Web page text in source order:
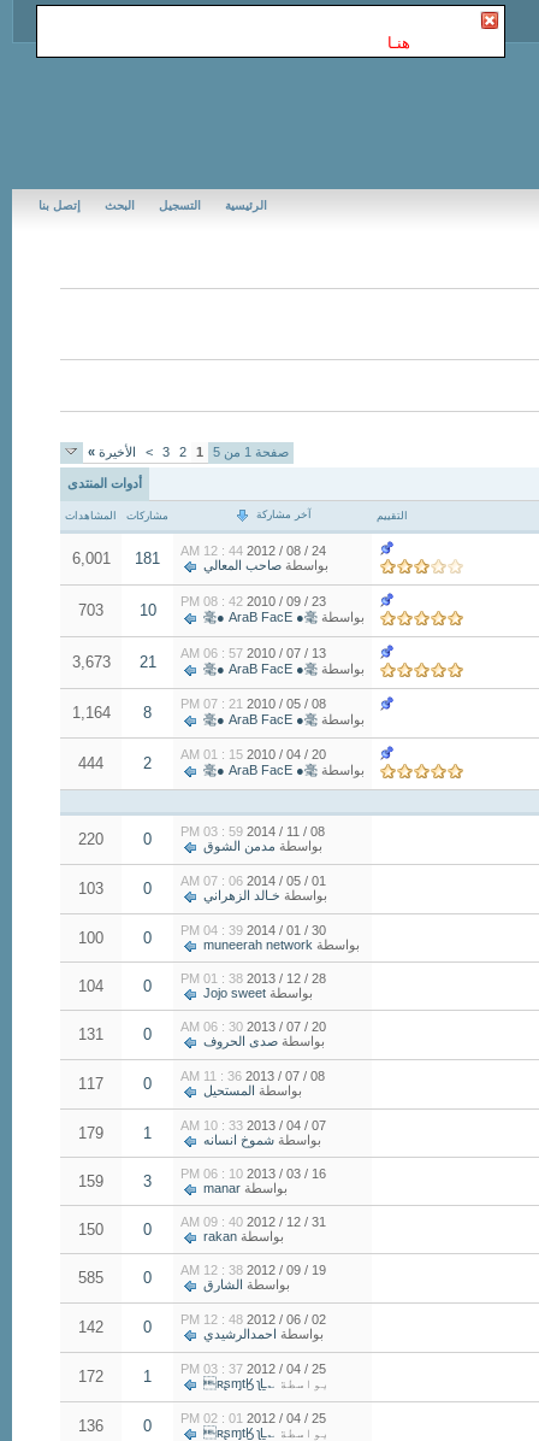
هنـا
إتصل بنا البحث التسجيل الرئيسية
صفحة 1 من 5 1
2
3
> الأخيرة »
أدوات المنتدى
التقييم آخر مشاركة مشاركات المشاهدات
24 / 08 / 2012
44 : 12 AM
بواسطة صاحب المعالي 181
6,001
23 / 09 / 2010
42 : 08 PM
بواسطة 毫● AraB FacE ●毫
10
703
13 / 07 / 2010
57 : 06 AM
بواسطة 毫● AraB FacE ●毫
21
3,673
08 / 05 / 2010
21 : 07 PM
بواسطة 毫● AraB FacE ●毫
8
1,164
20 / 04 / 2010
15 : 01 AM
بواسطة 毫● AraB FacE ●毫
2
444
08 / 11 / 2014
59 : 03 PM
بواسطة مدمن الشوق 0
220
01 / 05 / 2014
06 : 07 AM
بواسطة خـالد الزهراني 0
103
30 / 01 / 2014
39 : 04 PM
بواسطة muneerah network
0
100
28 / 12 / 2013
38 : 01 PM
بواسطة Jojo sweet
0
104
20 / 07 / 2013
30 : 06 AM
بواسطة صدى الحروف 0
131
08 / 07 / 2013
36 : 11 AM
بواسطة المستحيل 0
117
07 / 04 / 2013
33 : 10 AM
بواسطة شموخ انسانه 1
179
16 / 03 / 2013
10 : 06 PM
بواسطة manar
3
159
31 / 12 / 2012
40 : 09 AM
بواسطة rakan
0
150
19 / 09 / 2012
38 : 12 AM
بواسطة الشارق 0
585
02 / 06 / 2012
48 : 12 PM
بواسطة احمدالرشيدي 0
142
25 / 04 / 2012
37 : 03 PM
بواسطة ؎ʀʂɱtӃ ʅḺ 1
172
25 / 04 / 2012
01 : 02 PM
بواسطة ؎ʀʂɱtӃ ʅḺ 0
136